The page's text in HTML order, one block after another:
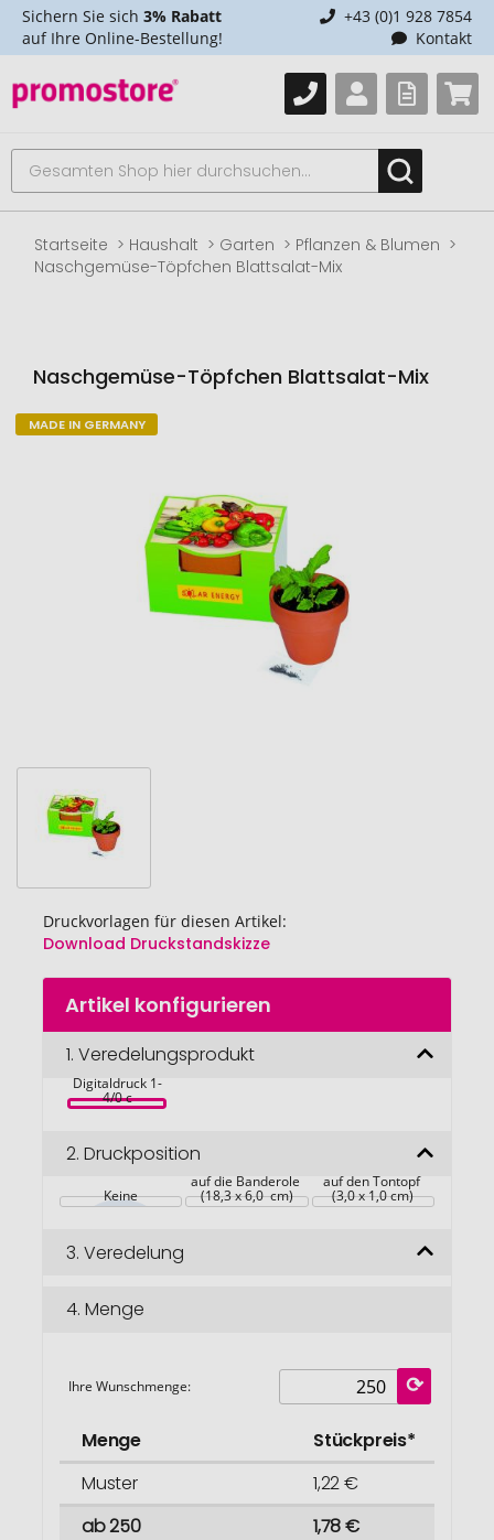
Sichern Sie sich 3% Rabatt
auf Ihre Online-Bestellung!
+43 (0)1 928 7854
Kontakt
Startseite Haushalt Garten
Pflanzen & Blumen
Naschgemüse-Töpfchen Blattsalat-Mix
Naschgemüse-Töpfchen Blattsalat-Mix
Zum
Druckvorlagen für diesen Artikel:
Download Druckstandskizze
Zum
Anfang
Bildgalerie
springen
MADE IN GERMANY
Artikel konfigurieren
1. Veredelungsprodukt
Blattsalat-Mix,
Digitaldruck 1-
4/0 c
2. Druckposition
Keine
auf die Banderole
(18,3 x 6,0  cm)
auf den Tontopf
(3,0 x 1,0 cm)
3. Veredelung
4. Menge
Ihre Wunschmenge:
Menge
Stückpreis*
Muster
1,22 €
ab 250
1,78 €